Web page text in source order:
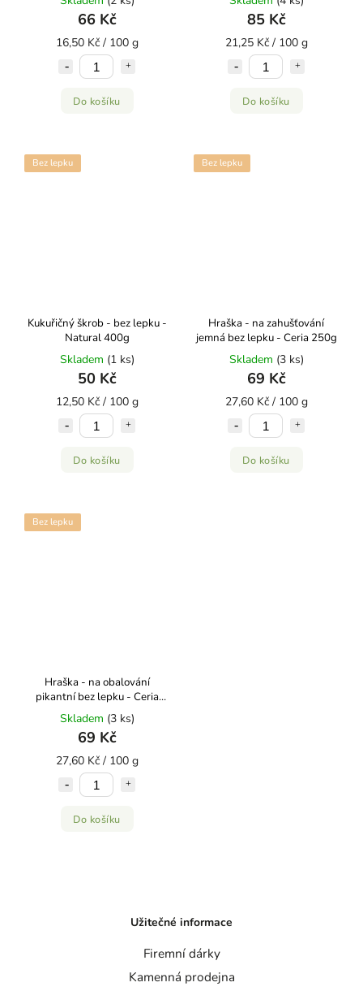
66 Kč
16,50 Kč / 100 g
Do košíku
85 Kč
21,25 Kč / 100 g
Do košíku
Bez lepku
Kukuřičný škrob - bez lepku -
Natural 400g
Skladem (1 ks)
50 Kč
12,50 Kč / 100 g
Do košíku
Bez lepku
Hraška - na zahušťování
jemná bez lepku - Ceria 250g
Skladem (3 ks)
69 Kč
27,60 Kč / 100 g
Do košíku
Bez lepku
Hraška - na obalování
pikantní bez lepku - Ceria
250g
Skladem (3 ks)
69 Kč
27,60 Kč / 100 g
Do košíku
Užitečné informace
Firemní dárky
Kamenná prodejna